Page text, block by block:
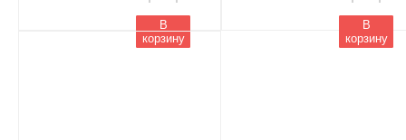
В
корзину
В
корзину